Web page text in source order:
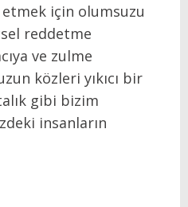
için olumsuzu
reddetme
ve zulme
közleri yıkıcı bir
gibi bizim
insanların